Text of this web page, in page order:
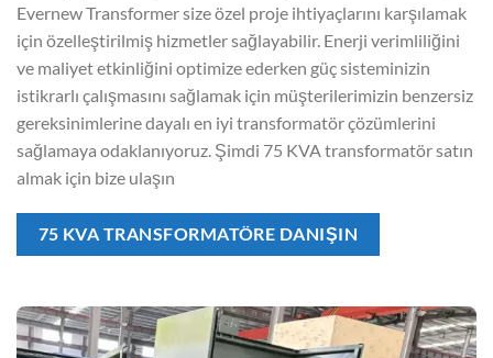
Evernew Transformer size özel proje ihtiyaçlarını karşılamak
için özelleştirilmiş hizmetler sağlayabilir. Enerji verimliliğini
ve maliyet etkinliğini optimize ederken güç sisteminizin
istikrarlı çalışmasını sağlamak için müşterilerimizin benzersiz
gereksinimlerine dayalı en iyi transformatör çözümlerini
sağlamaya odaklanıyoruz. Şimdi 75 KVA transformatör satın
almak için bize ulaşın
75 KVA TRANSFORMATÖRE DANIŞIN